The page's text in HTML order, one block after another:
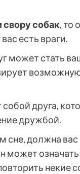
собак, то
есть враги.
может стать
собой друга,
дружбой.
сне, должна вас
может
некие